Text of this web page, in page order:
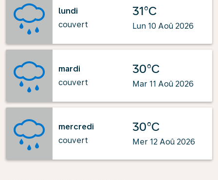
lundi
couvert
31°C
Lun 10 Aoû 2026
mardi
couvert
30°C
Mar 11 Aoû 2026
mercredi
couvert
30°C
Mer 12 Aoû 2026